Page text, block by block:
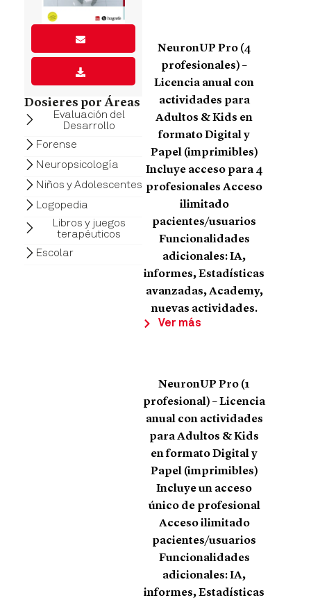
Dosieres por Áreas
Evaluación del
Desarrollo
Forense
Neuropsicología
Niños y Adolescentes
Logopedia
Libros y juegos
terapéuticos
Escolar
NeuronUP Pro (4
profesionales) –
Licencia anual con
actividades para
Adultos & Kids en
formato Digital y
Papel (imprimibles)
Incluye acceso para 4
profesionales Acceso
ilimitado
pacientes/usuarios
Funcionalidades
adicionales: IA,
informes, Estadísticas
avanzadas, Academy,
nuevas actividades.
Ver más
NeuronUP Pro (1
profesional) – Licencia
anual con actividades
para Adultos & Kids
en formato Digital y
Papel (imprimibles)
Incluye un acceso
único de profesional
Acceso ilimitado
pacientes/usuarios
Funcionalidades
adicionales: IA,
informes, Estadísticas